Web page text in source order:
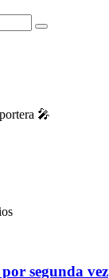
🎤
segunda vez